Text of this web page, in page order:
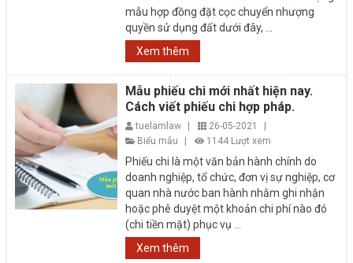
mẫu hợp đồng đặt cọc chuyển nhượng
quyền sử dụng đất dưới đây, ...
Xem thêm
Mẫu phiếu chi mới nhất hiện nay.
Cách viết phiếu chi hợp pháp.
tuelamlaw | 26-05-2021
|
Biểu mẫu
| 1144 Lượt xem
Phiếu chi là một văn bản hành chính do
doanh nghiệp, tổ chức, đơn vị sự nghiệp, cơ
quan nhà nước ban hành nhằm ghi nhận
hoặc phê duyệt một khoản chi phí nào đó
(chi tiền mặt) phục vụ ...
Xem thêm